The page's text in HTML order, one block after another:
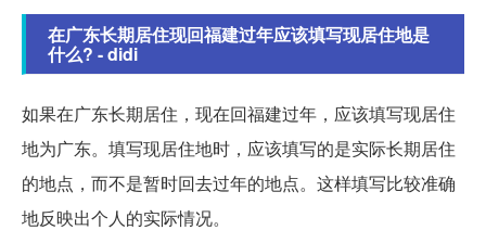
在广东长期居住现回福建过年应该填写现居住地是
什么? - didi
如果在广东长期居住，现在回福建过年，应该填写现居住
地为广东。填写现居住地时，应该填写的是实际长期居住
的地点，而不是暂时回去过年的地点。这样填写比较准确
地反映出个人的实际情况。